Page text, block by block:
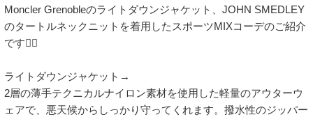
Moncler Grenobleのライトダウンジャケット、JOHN SMEDLEY
のタートルネックニットを着用したスポーツMIXコーデのご紹介
です💁‍♂️
ライトダウンジャケット→
2層の薄手テクニカルナイロン素材を使用した軽量のアウターウ
ェアで、悪天候からしっかり守ってくれます。撥水性のジッパー